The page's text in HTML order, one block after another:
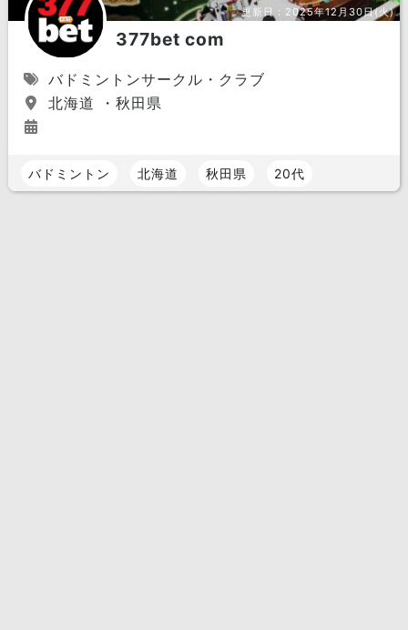
更新日： 2025年12月30日(火)
377bet com
バドミントンサークル・クラブ
北海道 ・秋田県
バドミントン 北海道 秋田県 20代